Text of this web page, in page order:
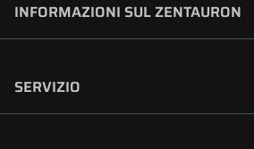
INFORMAZIONI SUL ZENTAURON
SERVIZIO